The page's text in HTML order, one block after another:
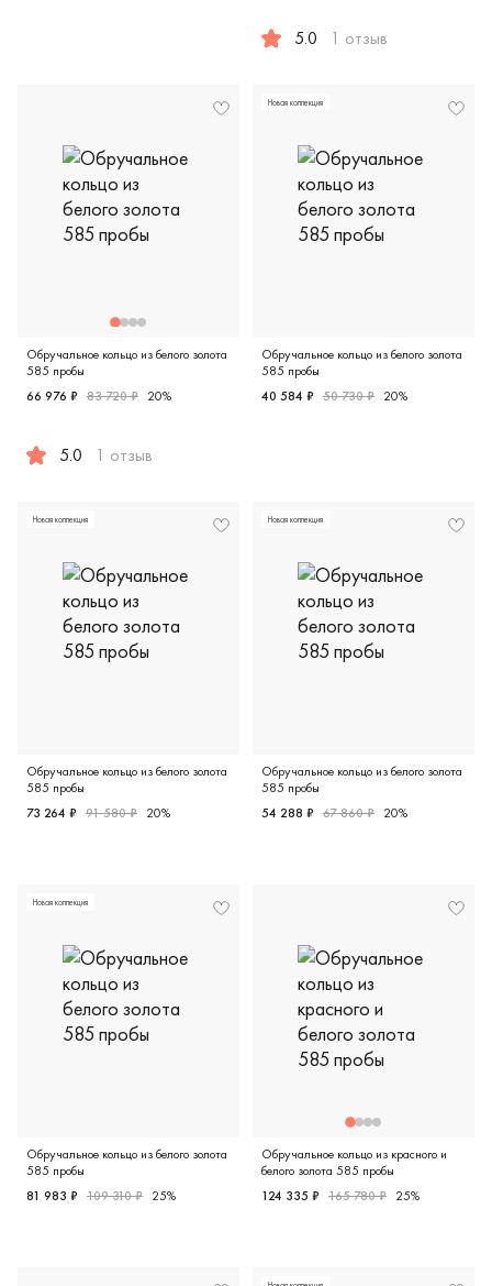
Женские, красное золото 585 пробы, дизайнерская,
5.0 1 отзыв
Обручальное кольцо из белого золота
585 пробы
66 976 ₽ 83 720 ₽ 20%
5.0 1 отзыв
Новая коллекция
Обручальное кольцо из белого золота
585 пробы
40 584 ₽ 50 730 ₽ 20%
Новая коллекция
Обручальное кольцо из белого золота
585 пробы
73 264 ₽ 91 580 ₽ 20%
Новая коллекция
Обручальное кольцо из белого золота
585 пробы
54 288 ₽ 67 860 ₽ 20%
Новая коллекция
Обручальное кольцо из белого золота
585 пробы
81 983 ₽ 109 310 ₽ 25%
Обручальное кольцо из красного и
белого золота 585 пробы
124 335 ₽ 165 780 ₽ 25%